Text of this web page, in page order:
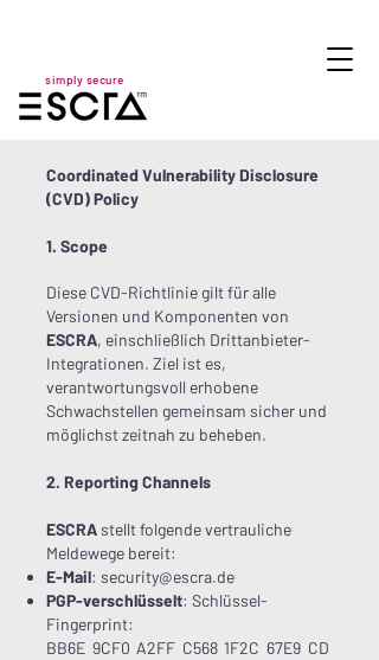
simply secure
Coordinated Vulnerability Disclosure
(CVD) Policy
1. Scope
Diese CVD-Richtlinie gilt für alle
Versionen und Komponenten von
ESCRA, einschließlich Drittanbieter-
Integrationen. Ziel ist es,
verantwortungsvoll erhobene
Schwachstellen gemeinsam sicher und
möglichst zeitnah zu beheben.
2. Reporting Channels
ESCRAstellt folgende vertrauliche
Meldewege bereit:
E-Mail: security@escra.de
PGP-verschlüsselt: Schlüssel-
Fingerprint:
BB6E 9CF0 A2FF C568 1F2C 67E9 CD